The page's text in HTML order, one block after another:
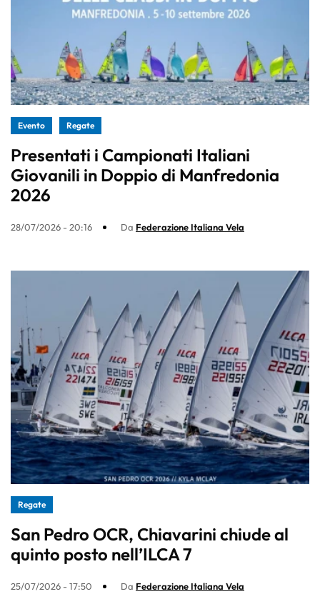
Evento Regate
Presentati i Campionati Italiani
Giovanili in Doppio di Manfredonia
2026
28/07/2026 - 20:16 Da Federazione Italiana Vela
Regate
San Pedro OCR, Chiavarini chiude al
quinto posto nell’ILCA 7
25/07/2026 - 17:50 Da Federazione Italiana Vela